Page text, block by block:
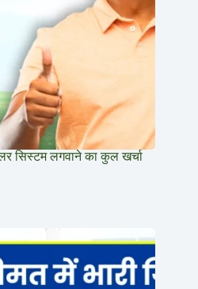
सिस्टम लगवाने का कुल खर्चा